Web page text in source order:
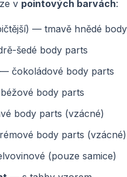
v pointových barvách:
— tmavě hnědé
šedé body parts
— čokoládové body parts
body parts
body parts (vzácné)
body parts (vzácné)
(pouze samice)